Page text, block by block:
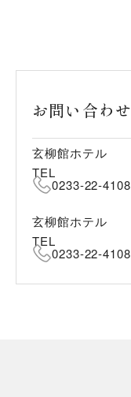
お問い合わせ
玄柳館ホテル
TEL
0233-22-4108
玄柳館ホテル
TEL
0233-22-4108